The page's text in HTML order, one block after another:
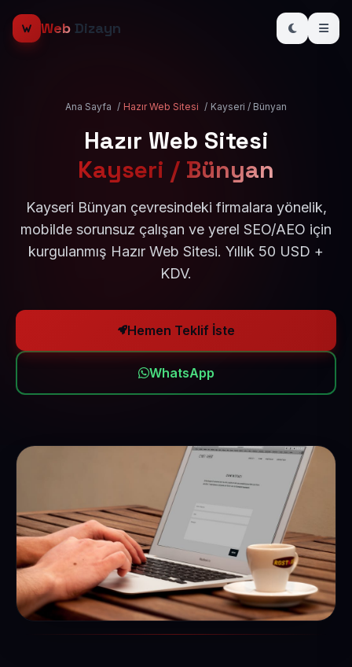
Web Dizayn
Ana Sayfa / Hazır Web Sitesi / Kayseri / Bünyan
Hazır Web Sitesi
Kayseri / Bünyan
Kayseri Bünyan çevresindeki firmalara yönelik,
mobilde sorunsuz çalışan ve yerel SEO/AEO için
kurgulanmış Hazır Web Sitesi. Yıllık 50 USD +
KDV.
Hemen Teklif İste
WhatsApp